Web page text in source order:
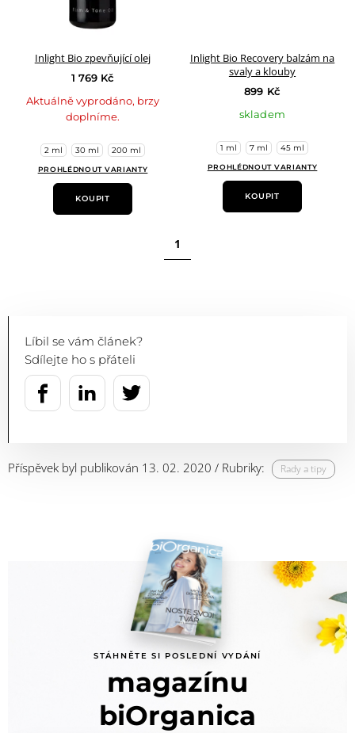
Inlight Bio zpevňující olej
1 769 Kč
Aktuálně vyprodáno, brzy
doplníme.
2 ml 30 ml 200 ml
PROHLÉDNOUT VARIANTY
KOUPIT
Inlight Bio Recovery balzám na
svaly a klouby
899 Kč
skladem
1 ml 7 ml 45 ml
PROHLÉDNOUT VARIANTY
KOUPIT
1
Líbil se vám článek?
Sdílejte ho s přáteli
Příspěvek byl publikován 13. 02. 2020 / Rubriky: Rady a tipy
STÁHNĚTE SI POSLEDNÍ VYDÁNÍ
magazínu
biOrganica